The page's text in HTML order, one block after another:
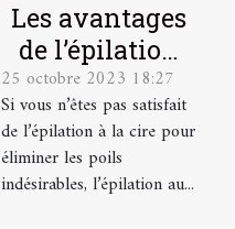
Les avantages
de l’épilation
au laser et
comment se
préparer pour ?
25 octobre 2023 18:27
Si vous n’êtes pas satisfait
de l’épilation à la cire pour
éliminer les poils
indésirables, l’épilation au...